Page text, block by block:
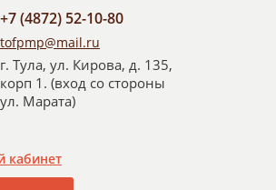
+7 (4872) 52-10-80
tofpmp@mail.ru
г. Тула, ул. Кирова, д. 135,
корп 1. (вход со стороны
ул. Марата)
кабинет